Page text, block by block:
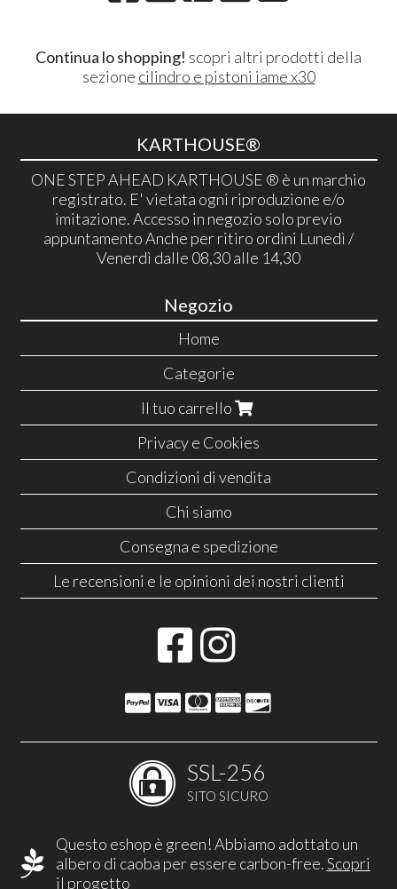
Continua lo shopping! scopri altri prodotti della
sezione cilindro e pistoni iame x30
KARTHOUSE®
ONE STEP AHEAD KARTHOUSE ® è un marchio
registrato. E' vietata ogni riproduzione e/o
imitazione. Accesso in negozio solo previo
appuntamento Anche per ritiro ordini Lunedì /
Venerdì dalle 08,30 alle 14,30
Negozio
Home
Categorie
Il tuo carrello
Privacy e Cookies
Condizioni di vendita
Chi siamo
Consegna e spedizione
Le recensioni e le opinioni dei nostri clienti
SSL-256
SITO SICURO
Questo eshop è green! Abbiamo adottato un
albero di caoba per essere carbon-free.Scopri
il progetto